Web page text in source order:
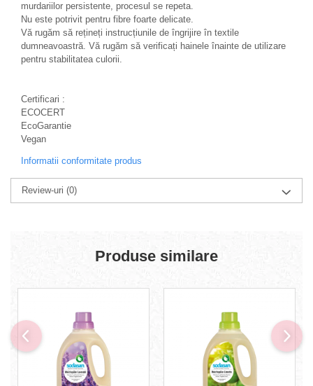
murdariilor persistente, procesul se repeta.
Nu este potrivit pentru fibre foarte delicate.
Vă rugăm să rețineți instrucțiunile de îngrijire în textile
dumneavoastră. Vă rugăm să verificați hainele înainte de utilizare
pentru stabilitatea culorii.
Certificari :
ECOCERT
EcoGarantie
Vegan
Informatii conformitate produs
Review-uri (0)
Produse similare